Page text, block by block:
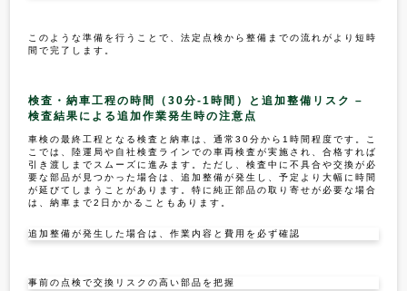
このような準備を行うことで、法定点検から整備までの流れがより短時
間で完了します。
検査・納車工程の時間（30分-1時間）と追加整備リスク –
検査結果による追加作業発生時の注意点
車検の最終工程となる検査と納車は、通常30分から1時間程度です。こ
こでは、陸運局や自社検査ラインでの車両検査が実施され、合格すれば
引き渡しまでスムーズに進みます。ただし、検査中に不具合や交換が必
要な部品が見つかった場合は、追加整備が発生し、予定より大幅に時間
が延びてしまうことがあります。特に純正部品の取り寄せが必要な場合
は、納車まで2日かかることもあります。
追加整備が発生した場合は、作業内容と費用を必ず確認
事前の点検で交換リスクの高い部品を把握